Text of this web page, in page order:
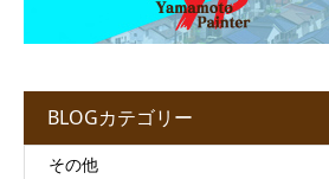
BLOGカテゴリー
その他